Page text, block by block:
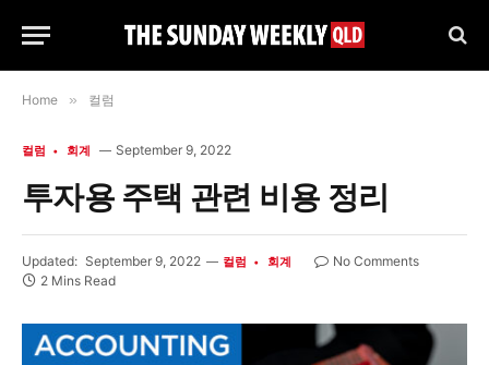
Home » 컬럼
컬럼 회계 September 9, 2022
투자용 주택 관련 비용 정리
Updated: September 9, 2022 컬럼 회계
No Comments
2 Mins Read